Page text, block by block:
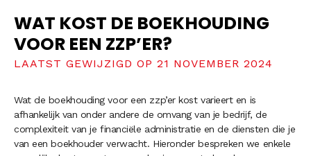
WAT KOST DE BOEKHOUDING
VOOR EEN ZZP’ER?
LAATST GEWIJZIGD OP 21 NOVEMBER 2024
Wat de boekhouding voor een zzp’er kost varieert en is
afhankelijk van onder andere de omvang van je bedrijf, de
complexiteit van je financiële administratie en de diensten die je
van een boekhouder verwacht. Hieronder bespreken we enkele